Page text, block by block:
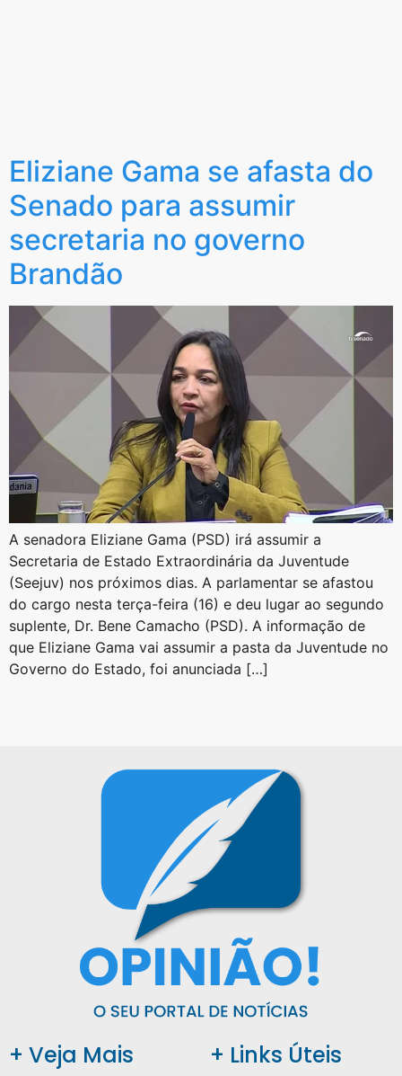
Eliziane Gama se afasta do
Senado para assumir
secretaria no governo
Brandão
A senadora Eliziane Gama (PSD) irá assumir a
Secretaria de Estado Extraordinária da Juventude
(Seejuv) nos próximos dias. A parlamentar se afastou
do cargo nesta terça-feira (16) e deu lugar ao segundo
suplente, Dr. Bene Camacho (PSD). A informação de
que Eliziane Gama vai assumir a pasta da Juventude no
Governo do Estado, foi anunciada […]
+ Veja Mais + Links Úteis